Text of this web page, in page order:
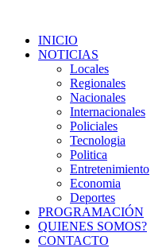
INICIO
NOTICIAS
Locales
Regionales
Nacionales
Internacionales
Policiales
Tecnologia
Politica
Entretenimiento
Economia
Deportes
PROGRAMACIÓN
QUIENES SOMOS?
CONTACTO